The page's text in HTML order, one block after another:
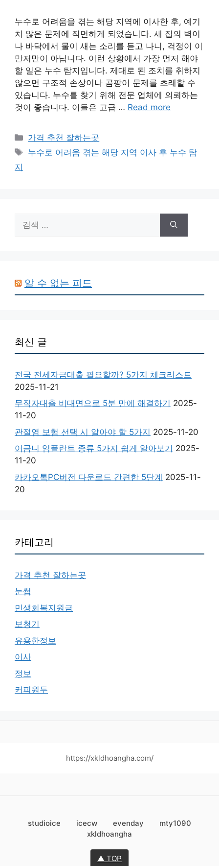
누수로 어려움을 겪는 해당 지역에 이사한 후, 예기
치 않은 문제에 직면하게 되었습니다. 새 집의 벽이
나 바닥에서 물이 새는 소리를 듣고 나니, 걱정이 이
만저만이 아닙니다. 이런 상황에서 가장 먼저 해야
할 일은 누수 탐지입니다. 제대로 된 조치를 취하지
않으면 구조적 손상이나 곰팡이 문제를 초래할 수
있습니다. 누수를 찾기 위해 전문 업체에 의뢰하는
것이 좋습니다. 이들은 고급 … Read more
카
테
고
가격 추천 잘하는곳
태
누수로 어려움 겪는 해당 지역 이사 후 누수 탐
지
색:
알 수 없는 피드
최신 글
전국 전세자금대출 필요할까? 5가지 체크리스트
2025-11-21
무직자대출 비대면으로 5분 만에 해결하기 2025-
11-20
관절염 보험 선택 시 알아야 할 5가지 2025-11-20
어금니 임플란트 종류 5가지 쉽게 알아보기 2025-
11-20
카카오톡PC버전 다운로드 간편한 5단계 2025-11-
20
카테고리
가격 추천 잘하는곳
눈썹
민생회복지원금
보청기
유용한정보
이사
정보
커피원두
https://xkldhoangha.com/
studioice icecw evenday
mty1090
xkldhoangha
▲ TOP